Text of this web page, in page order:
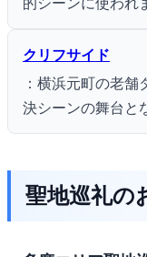
クリフサイド
：横浜元町の老
決シーンの舞台と
聖地巡礼の